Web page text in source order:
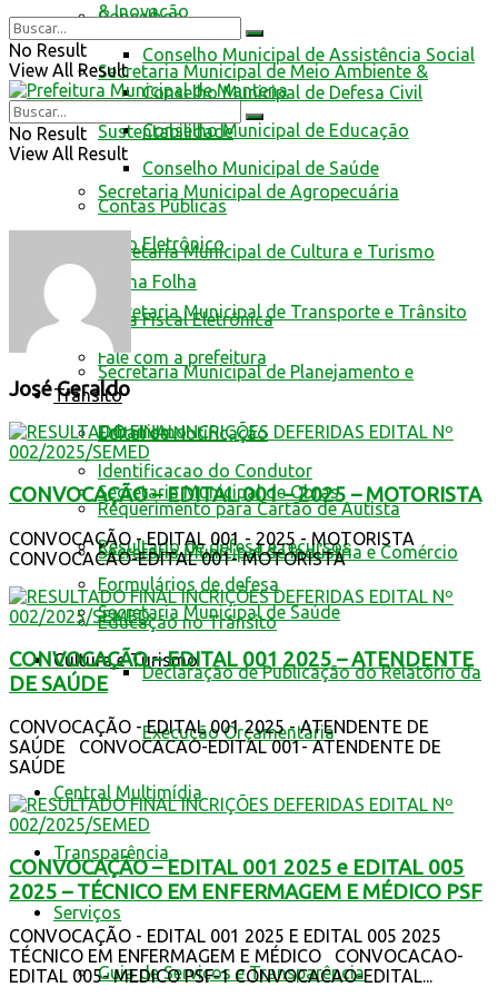
Conselhos
Conselho Municipal de Assistência Social
Conselho Municipal de Defesa Civil
Conselho Municipal de Educação
Conselho Municipal de Saúde
Contas Públicas
Livro Eletrônico
Minha Folha
Nota Fiscal Eletrônica
Fale com a prefeitura
Trânsito
Edital de Notificação
Identificacao do Condutor
Requerimento para Cartão de Autista
Resultado de defesa e recursos
Formulários de defesa
Educação no Trânsito
Cultura e Turismo
& Inovação
Secretaria Municipal de Meio Ambiente &
Sustentabilidade
Secretaria Municipal de Agropecuária
Secretaria Municipal de Cultura e Turismo
Secretaria Municipal de Transporte e Trânsito
Secretaria Municipal de Planejamento e
Urbanismo
Secretaria Municipal de Obras
Secretaria Municipal de Indústria e Comércio
Secretaria Municipal de Saúde
Declaração de Publicação do Relatório da
Execução Orçamentária
Central Multimídia
Transparência
Serviços
Guia de Serviços e Transparência
No Result
View All Result
No Result
View All Result
José Geraldo
CONVOCAÇÃO – EDITAL 001 – 2025 – MOTORISTA
CONVOCAÇÃO - EDITAL 001 - 2025 - MOTORISTA
CONVOCACAO-EDITAL 001- MOTORISTA
CONVOCAÇÃO – EDITAL 001 2025 – ATENDENTE
DE SAÚDE
CONVOCAÇÃO - EDITAL 001 2025 - ATENDENTE DE
SAÚDE CONVOCACAO-EDITAL 001- ATENDENTE DE
SAÚDE
CONVOCAÇÃO – EDITAL 001 2025 e EDITAL 005
2025 – TÉCNICO EM ENFERMAGEM E MÉDICO PSF
CONVOCAÇÃO - EDITAL 001 2025 E EDITAL 005 2025
TÉCNICO EM ENFERMAGEM E MÉDICO CONVOCACAO-
EDITAL 005- MEDICO PSF-1 CONVOCACAO-EDITAL...